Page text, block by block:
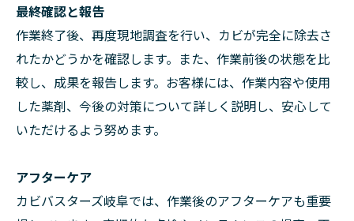
最終確認と報告
作業終了後、再度現地調査を行い、カビが完全に除去さ
れたかどうかを確認します。また、作業前後の状態を比
較し、成果を報告します。お客様には、作業内容や使用
した薬剤、今後の対策について詳しく説明し、安心して
いただけるよう努めます。
アフターケア
カビバスターズ岐阜では、作業後のアフターケアも重要